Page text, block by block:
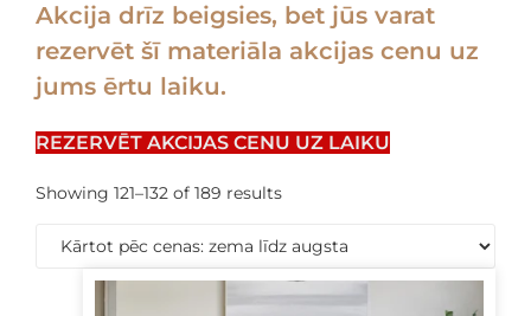
Akcija drīz beigsies, bet jūs varat
rezervēt šī materiāla akcijas cenu uz
jums ērtu laiku.
REZERVĒT AKCIJAS CENU UZ LAIKU
Showing 121–132 of 189 results
price:
low
to